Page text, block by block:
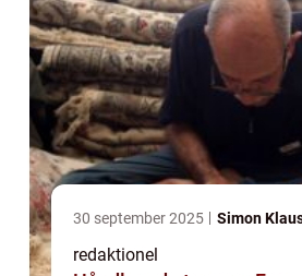
30 september 2025 Simon
redaktionel